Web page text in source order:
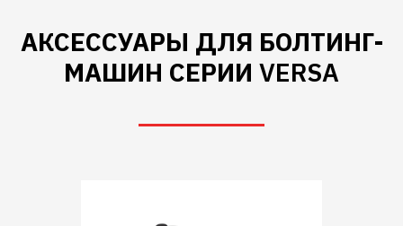
АКСЕССУАРЫ ДЛЯ БОЛТИНГ-
МАШИН СЕРИИ VERSA